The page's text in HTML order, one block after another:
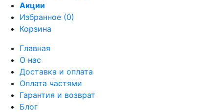
Акции
Избранное (0)
Корзина
Главная
О нас
Доставка и оплата
Оплата частями
Гарантия и возврат
Блог